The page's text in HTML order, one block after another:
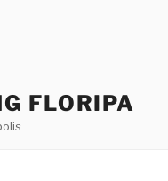
FLORIPA